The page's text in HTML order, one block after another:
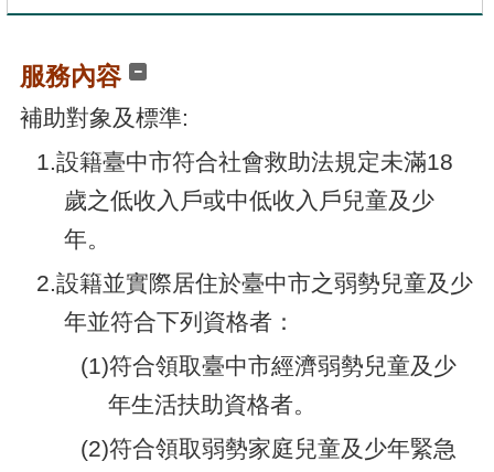
GOV
智
能
服務內容
補助對象及標準:
1.設籍臺中市符合社會救助法規定未滿18
歲之低收入戶或中低收入戶兒童及少
年。
2.設籍並實際居住於臺中市之弱勢兒童及少
年並符合下列資格者：
(1)符合領取臺中市經濟弱勢兒童及少
年生活扶助資格者。
(2)符合領取弱勢家庭兒童及少年緊急